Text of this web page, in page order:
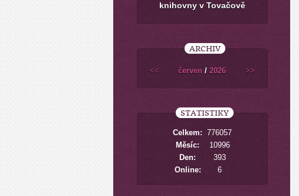
knihovny v Tovačově
ARCHIV
<< červen / 2026 >>
STATISTIKY
Online: 6
Celkem: 776057
Měsíc:
10996
Den:
393